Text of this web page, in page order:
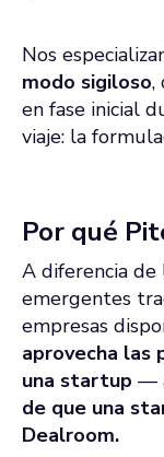
Nos
modo sigiloso,
en fase inicial
viaje: la
Por qué
A diferencia de
emergentes
empresas
aprovecha las
una startup —
de que una
Dealroom.